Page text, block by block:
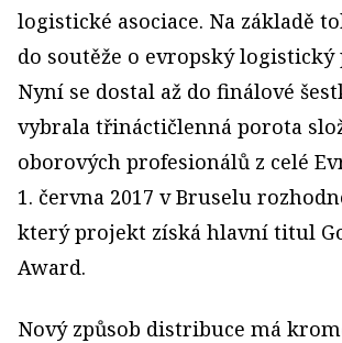
logistické asociace. Na základě
do soutěže o evropský
Nyní se dostal až do finálové
vybrala třináctičlenná porota
oborových profesionálů z celé
1. června 2017 v Bruselu
který projekt získá hlavní titul
Award.
Nový způsob distribuce má